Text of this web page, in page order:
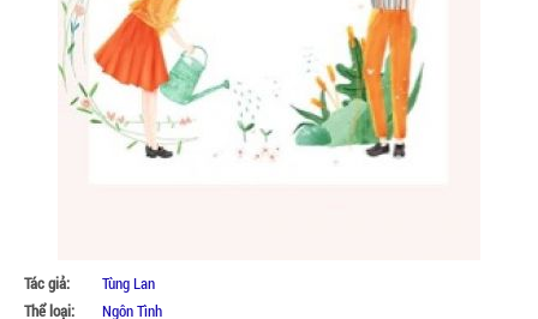
Tác giả:
Tùng Lan
Thể loại:
Ngôn Tình